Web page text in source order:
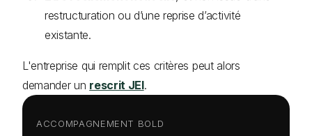
restructuration ou d’une reprise d’activité
existante.
L'entreprise qui remplit ces critères peut alors
demander un rescrit JEI.
ACCOMPAGNEMENT BOLD